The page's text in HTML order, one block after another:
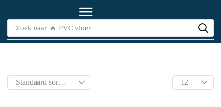
Zoek naar 🔥 PVC vloer